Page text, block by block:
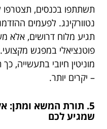
תשתתפו בכנסים, תצטרפו
נטוורקינג. לפעמים
תגיע מלוח דרושים, אלא
פוטנציאלי במפגש
מוניטין חיובי בתעשייה,
– יקרים יותר.
5. תורת המשא ומתן:
שמגיע לכם